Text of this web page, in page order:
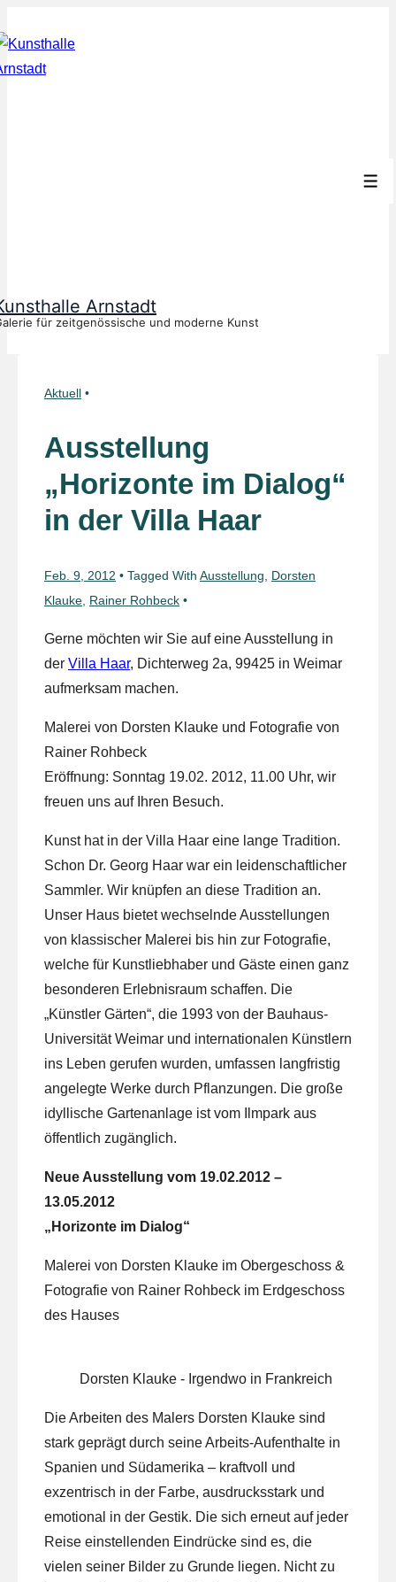
Zum
Inhalt
Arnstadt
für zeitgenössische und moderne Kunst
Aktuell
Ausstellung
„Horizonte im Dialog“
in der Villa Haar
Feb. 9, 2012 Tagged With Ausstellung
Dorsten
Klauke Rainer Rohbeck
Gerne möchten wir Sie auf eine Ausstellung in
der Villa Haar, Dichterweg 2a, 99425 in Weimar
aufmerksam machen.
Malerei von Dorsten Klauke und Fotografie von
Rainer Rohbeck
Eröffnung: Sonntag 19.02. 2012, 11.00 Uhr, wir
freuen uns auf Ihren Besuch.
Kunst hat in der Villa Haar eine lange Tradition.
Schon Dr. Georg Haar war ein leidenschaftlicher
Sammler. Wir knüpfen an diese Tradition an.
Unser Haus bietet wechselnde Ausstellungen
von klassischer Malerei bis hin zur Fotografie,
welche für Kunstliebhaber und Gäste einen ganz
besonderen Erlebnisraum schaffen. Die
„Künstler Gärten“, die 1993 von der Bauhaus-
Universität Weimar und internationalen Künstlern
ins Leben gerufen wurden, umfassen langfristig
angelegte Werke durch Pflanzungen. Die große
idyllische Gartenanlage ist vom Ilmpark aus
öffentlich zugänglich.
Neue Ausstellung vom 19.02.2012 –
13.05.2012
„Horizonte im Dialog“
Malerei von Dorsten Klauke im Obergeschoss &
Fotografie von Rainer Rohbeck im Erdgeschoss
des Hauses
Dorsten Klauke - Irgendwo in Frankreich
Die Arbeiten des Malers Dorsten Klauke sind
stark geprägt durch seine Arbeits-Aufenthalte in
Spanien und Südamerika – kraftvoll und
exzentrisch in der Farbe, ausdrucksstark und
emotional in der Gestik. Die sich erneut auf jeder
Reise einstellenden Eindrücke sind es, die
vielen seiner Bilder zu Grunde liegen. Nicht zu